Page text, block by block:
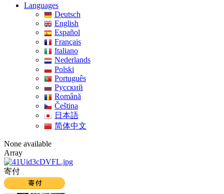
Languages
Deutsch
English
Español
Français
Italiano
Nederlands
Polski
Português
Pусский
Română
Čeština
日本語
简体中文
None available
Array
寄付